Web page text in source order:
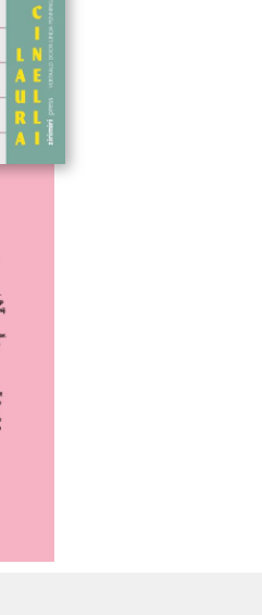
Ca’ Foscari in Venetië.
en Tristan in het Italiaans, en
schrijver en germanist
heeft een omvangrijk literair
ontving prestigieuze literaire
Premio Rapallo en
werd ze onderscheiden met de